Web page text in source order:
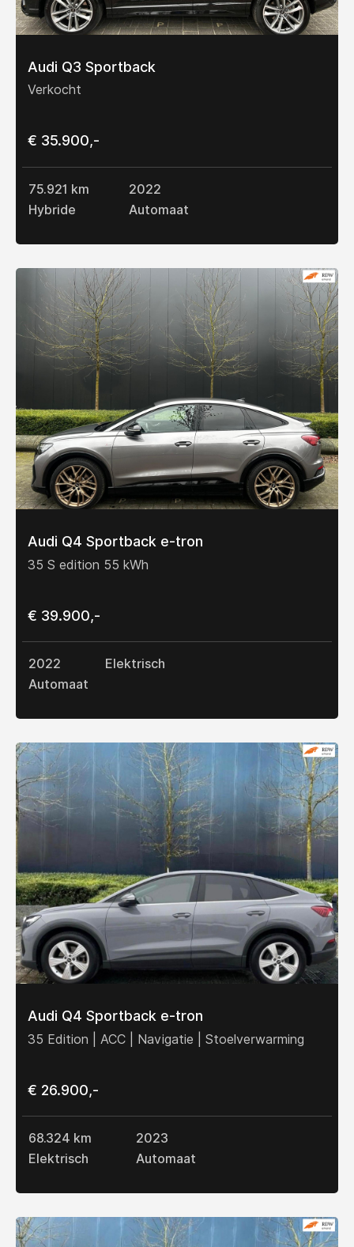
Audi Q3 Sportback
Verkocht
€ 35.900,-
75.921 km
2022
Hybride
Automaat
Audi Q4 Sportback e-tron
35 S edition 55 kWh
€ 39.900,-
2022
Elektrisch
Automaat
Audi Q4 Sportback e-tron
35 Edition | ACC | Navigatie | Stoelverwarming
€ 26.900,-
68.324 km
2023
Elektrisch
Automaat